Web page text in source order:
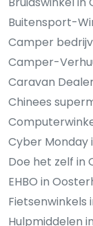
Buitensport-
Camper
Camper-
Caravan
Chinees
Cyber Monday
Doe het zelf in
EHBO in
Fietsenwinkels
Hulpmiddelen